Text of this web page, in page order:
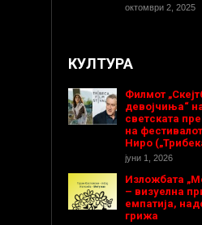
октомври 2, 2025
КУЛТУРА
Филмот
девојчиња“
светската
на
Ниро
јуни 1, 2026
Изложбата
– визуелна
емпатија,
грижа